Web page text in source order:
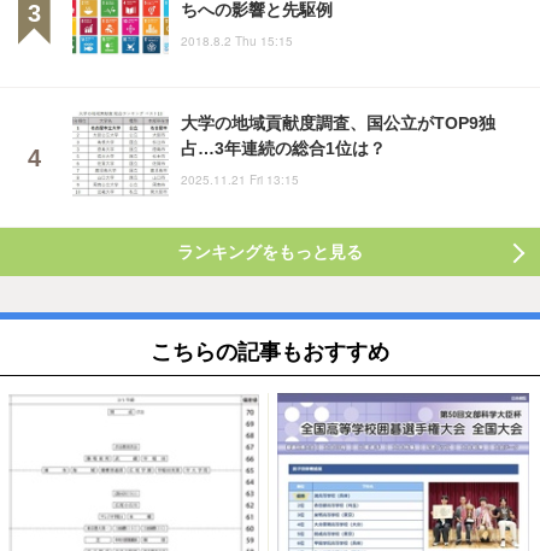
ちへの影響と先駆例
2018.8.2 Thu 15:15
大学の地域貢献度調査、国公立がTOP9独
占…3年連続の総合1位は？
2025.11.21 Fri 13:15
ランキングをもっと見る
こちらの記事もおすすめ